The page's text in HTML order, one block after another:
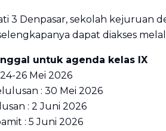
3 Denpasar, sekolah kejuruan
dapat diakses
untuk agenda kelas IX
26 Mei 2026
: 30 Mei 2026
: 2 Juni 2026
: 5 Juni 2026